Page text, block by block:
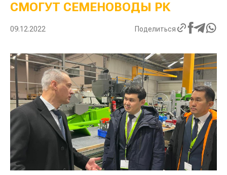
СМОГУТ СЕМЕНОВОДЫ РК
09.12.2022 Поделиться